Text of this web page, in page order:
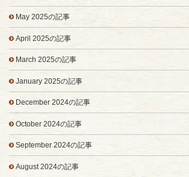
May 2025の記事
April 2025の記事
March 2025の記事
January 2025の記事
December 2024の記事
October 2024の記事
September 2024の記事
August 2024の記事